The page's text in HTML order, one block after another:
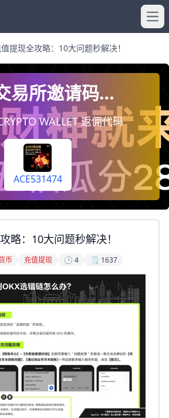
提现全攻略：10大问题秒解决！
易所邀请码
，注册时填写即
手续费返佣20%
自动到你账户）
WALLET 返佣代码
ACE531474
略：10大问题秒解决！
币 充值提现 🕒 4 🗒️ 1637